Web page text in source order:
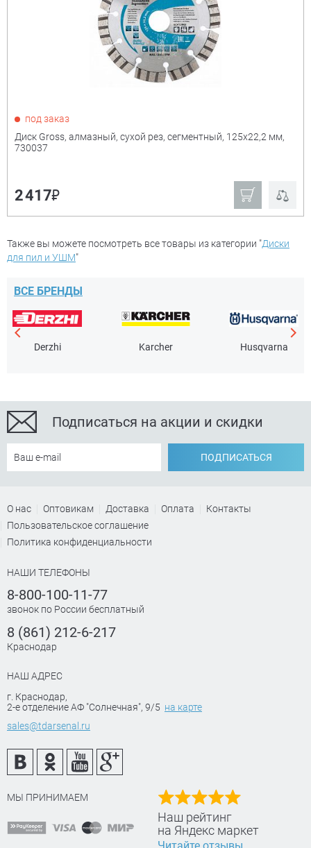
Показать только
Derzhi
KUMATOOLS Stayer
Ещё
под заказ
Диск Gross, алмазный, сухой рез, сегментный, 125х22,2 мм,
730037
2 417₽
Также вы можете посмотреть все товары из категории "Диски
для пил и УШМ"
ВСЕ БРЕНДЫ
Derzhi Karcher Husqvarna
Подписаться на акции и скидки
ПОДПИСАТЬСЯ
О нас Оптовикам Доставка Оплата
Контакты
Пользовательское соглашение
Политика конфиденциальности
НАШИ ТЕЛЕФОНЫ
8-800-100-11-77
звонок по России бесплатный
8 (861) 212-6-217
Краснодар
НАШ АДРЕС
г. Краснодар,
2-е отделение АФ "Солнечная", 9/5 на карте
sales@tdarsenal.ru
МЫ ПРИНИМАЕМ
Наш рейтинг
на Яндекс маркет
Читайте отзывы